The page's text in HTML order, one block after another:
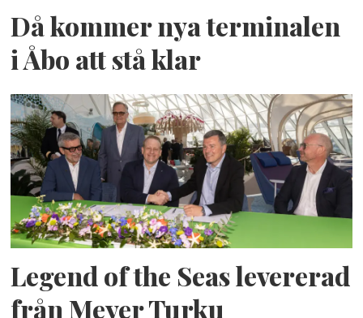
Då kommer nya terminalen
i Åbo att stå klar
Legend of the Seas levererad
från Meyer Turku